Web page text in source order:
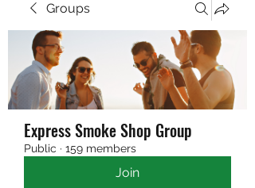
Groups
Express Smoke Shop Group
Public · 159 members
Join